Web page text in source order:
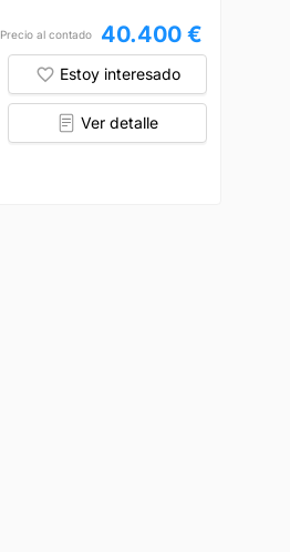
Precio al contado 40.400 €
Estoy interesado
Ver detalle